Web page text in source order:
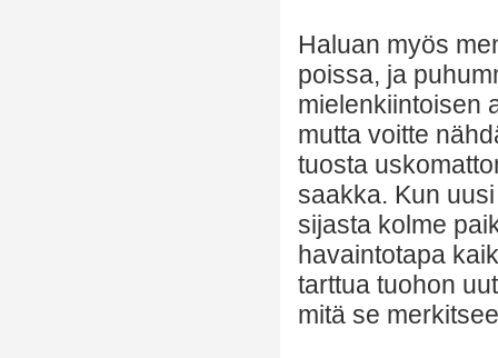
Haluan myös
poissa, ja
mielenkiintoisen
mutta voitte
tuosta
saakka. Kun
sijasta kolme
havaintotapa
tarttua tuohon
mitä se